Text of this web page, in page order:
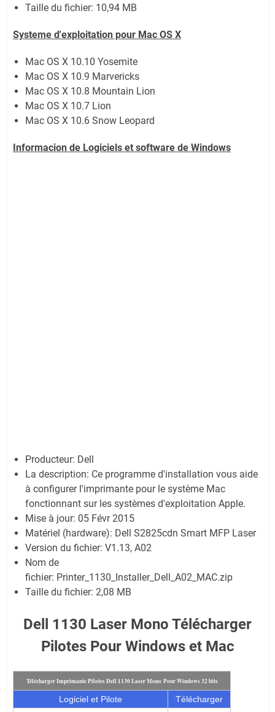
Taille du fichier: 10,94 MB
Systeme d'exploitation pour Mac OS X
Mac OS X 10.10 Yosemite
Mac OS X 10.9 Marvericks
Mac OS X 10.8 Mountain Lion
Mac OS X 10.7 Lion
Mac OS X 10.6 Snow Leopard
Informacion de Logiciels et software de Windows
Producteur: Dell
La description: Ce programme d'installation vous aide
à configurer l'imprimante pour le système Mac
fonctionnant sur les systèmes d'exploitation Apple.
Mise à jour: 05 Févr 2015
Matériel (hardware): Dell S2825cdn Smart MFP Laser
Version du fichier: V1.13, A02
Nom de
fichier: Printer_1130_Installer_Dell_A02_MAC.zip
Taille du fichier: 2,08 MB
Dell 1130 Laser Mono Télécharger
Pilotes Pour Windows et Mac
Télécharger Imprimante Pilotes Dell 1130 Laser Mono Pour Windows 32 bits
Logiciel et Pilote Télécharger